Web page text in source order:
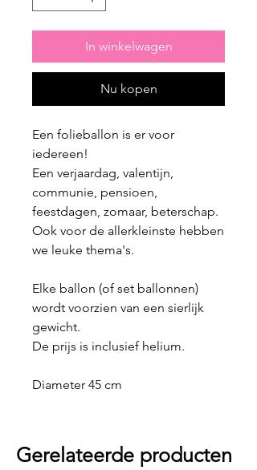
In winkelwagen
Nu kopen
Een folieballon is er voor
iedereen!
Een verjaardag, valentijn,
communie, pensioen,
feestdagen, zomaar, beterschap.
Ook voor de allerkleinste hebben
we leuke thema's.
Elke ballon (of set ballonnen)
wordt voorzien van een sierlijk
gewicht.
De prijs is inclusief helium.
Diameter 45 cm
Gerelateerde producten